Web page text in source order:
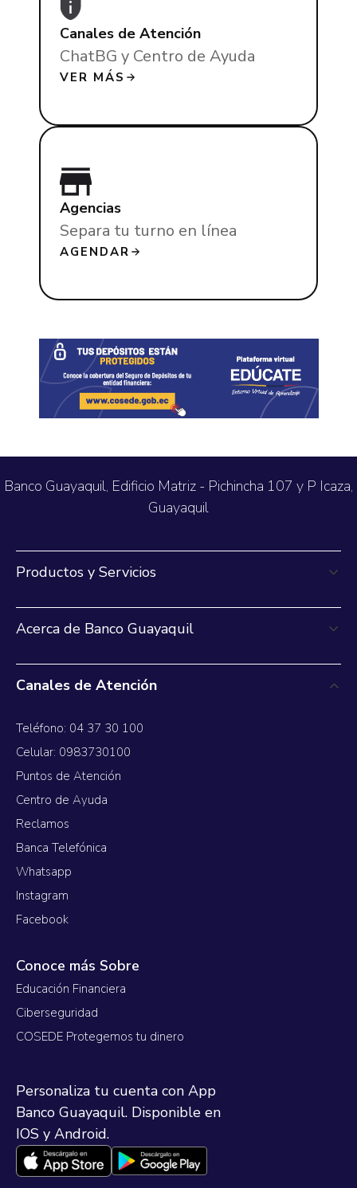
Canales de Atención
ChatBG y Centro de Ayuda
VER MÁS
Agencias
Separa tu turno en línea
AGENDAR
Banco Guayaquil, Edificio Matriz - Pichincha 107 y P Icaza,
Guayaquil
Productos y Servicios
Acerca de Banco Guayaquil
Canales de Atención
Teléfono: 04 37 30 100
Celular: 0983730100
Puntos de Atención
Centro de Ayuda
Reclamos
Banca Telefónica
Whatsapp
Instagram
Facebook
Conoce más Sobre
Educación Financiera
Ciberseguridad
COSEDE Protegemos tu dinero
Personaliza tu cuenta con App
Banco Guayaquil. Disponible en
IOS y Android.